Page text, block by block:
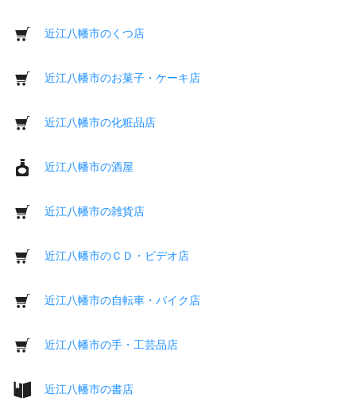
近江八幡市のくつ店
近江八幡市のお菓子・ケーキ店
近江八幡市の化粧品店
近江八幡市の酒屋
近江八幡市の雑貨店
近江八幡市のＣＤ・ビデオ店
近江八幡市の自転車・バイク店
近江八幡市の手・工芸品店
近江八幡市の書店